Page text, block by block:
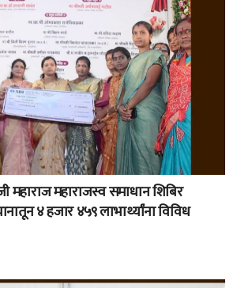
महाराज महाराजस्व समाधान शिबिर
४ हजार ४५९ लाभार्थ्यांना विविध